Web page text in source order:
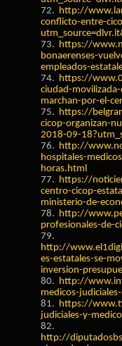
72. http://
conflicto-entre-
73. https://
bonaerenses-
empleados-
74. https://
ciudad-
marchan-por-el-
75. https://
cicop-organizan-
2018-09-
76. http://
hospitales-
horas.html
77. https://
centro-cicop-
ministerio-de-
78. http://
profesionales-de-
79.
http://
es-estatales-se-
inversion-
80. http://
medicos-
81. https://
judiciales-y-
82.
http://